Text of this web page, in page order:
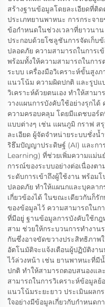
สร้างฐานข้อมูลโดยละเอียดที่ติ
ประเภทยานพาหนะ การกระจา
ข้อกำหนดในช่วงเวลาที่ยาวนา
ประกอบด้วยโซลูชันการจัดเก็บ
ปลอดภัย ความสามารถในการเ
พร้อมทั้งให้ความสามารถในกา
ระบบ เครื่องมือวิเคราะห์ขั้นสูง
แนวโน้ม ความผิดปกติ และรูปแ
วิเคราะห์ด้วยตนเอง ทำให้สาม
วางแผนการบังคับใช้อย่างรุกได้
ความครอบคลุม โดยมีแดชบอร์
แบบต่างๆ เช่น แผนภูมิ กราฟ ส
ละเอียด ผู้จัดจำหน่ายระบบชั่ง
ริธึมปัญญาประดิษฐ์ (AI) และกา
Learning) ที่ช่วยเพิ่มความแม่น
การณ์ของระบบอย่างต่อเนื่องต
ระดับการเข้าถึงผู้ใช้งาน พร้อม
ปลอดภัย ทำให้แผนกและบุคลาก
เกี่ยวข้องได้ ในขณะเดียวกันก็
ของข้อมูลไว้ ความสามารถในก
ที่มีอยู่ ฐานข้อมูลการบังคับใช้ก
สาม ช่วยให้กระบวนการทำงา
กันซึ่งอาจขัดขวางประสิทธิภาพ
อัตโนมัติจะแจ้งเตือนผู้ปฏิบัติงา
ไว้ล่วงหน้า เช่น ยานพาหนะที่มี
ปกติ ทำให้สามารถตอบสนองแล
สามารถในการวิเคราะห์ข้อมูล
แนวโน้มระยะยาว ประเมินผล
ใจอย่างมีข้อมูลเกี่ยวกับกำหนด